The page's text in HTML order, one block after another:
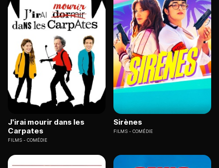
J'irai mourir dans les
Carpates
FILMS COMÉDIE
Sirènes
FILMS COMÉDIE